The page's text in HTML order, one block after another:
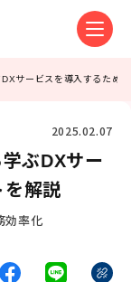
サービスを導入するため
2025.02.07
ぶDXサー
を解説
効率化